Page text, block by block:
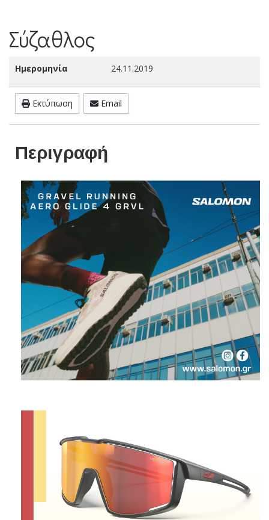
Σύζαθλος
Ημερομηνία 24.11.2019
Εκτύπωση Email
Περιγραφή